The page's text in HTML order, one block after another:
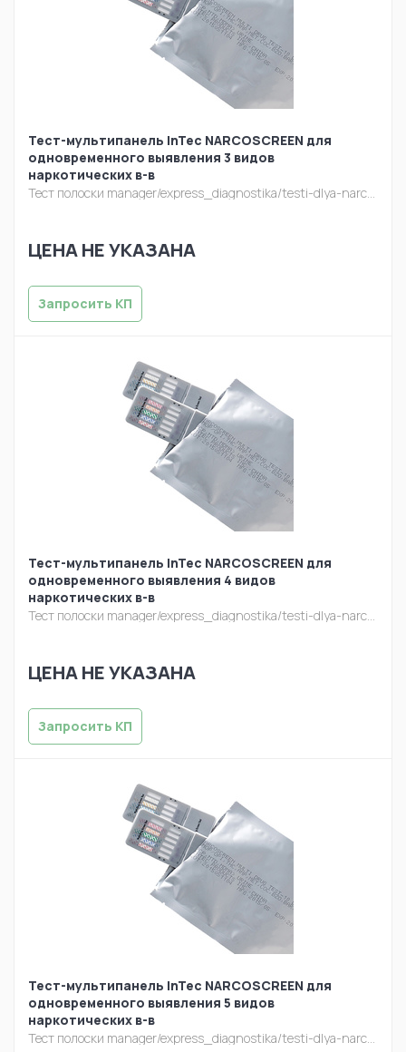
Тест-мультипанель InTec NARCOSCREEN для
одновременного выявления 3 видов
наркотических в-в
Тест полоски manager/express_diagnostika/testi-dlya-narcoscreen-multipanel-10-viyavleniya-narkotiche.jpg
ЦЕНА НЕ УКАЗАНА
Запросить КП
Тест-мультипанель InTec NARCOSCREEN для
одновременного выявления 4 видов
наркотических в-в
Тест полоски manager/express_diagnostika/testi-dlya-narcoscreen-multipanel-10-viyavleniya-narkotiche.jpg
ЦЕНА НЕ УКАЗАНА
Запросить КП
Тест-мультипанель InTec NARCOSCREEN для
одновременного выявления 5 видов
наркотических в-в
Тест полоски manager/express_diagnostika/testi-dlya-narcoscreen-multipanel-10-viyavleniya-narkotiche.jpg